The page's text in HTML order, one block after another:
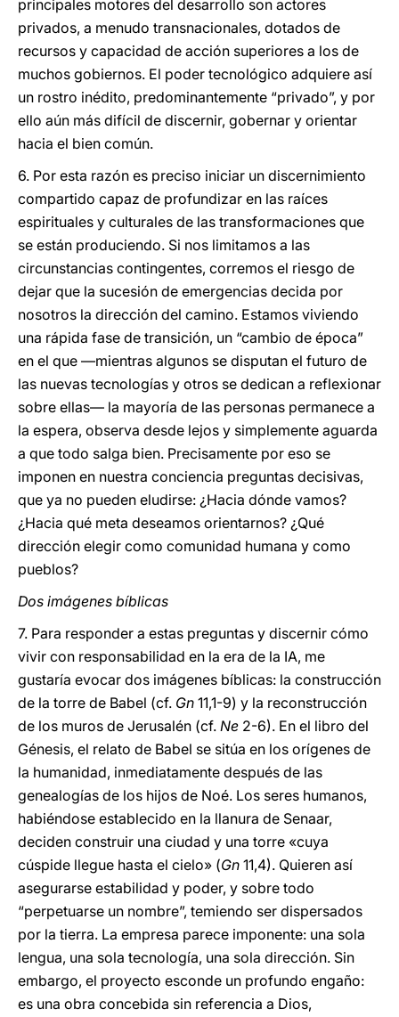
principales motores del desarrollo son actores
privados, a menudo transnacionales, dotados de
recursos y capacidad de acción superiores a los de
muchos gobiernos. El poder tecnológico adquiere así
un rostro inédito, predominantemente “privado”, y por
ello aún más difícil de discernir, gobernar y orientar
hacia el bien común.
6. Por esta razón es preciso iniciar un discernimiento
compartido capaz de profundizar en las raíces
espirituales y culturales de las transformaciones que
se están produciendo. Si nos limitamos a las
circunstancias contingentes, corremos el riesgo de
dejar que la sucesión de emergencias decida por
nosotros la dirección del camino. Estamos viviendo
una rápida fase de transición, un “cambio de época”
en el que —mientras algunos se disputan el futuro de
las nuevas tecnologías y otros se dedican a reflexionar
sobre ellas— la mayoría de las personas permanece a
la espera, observa desde lejos y simplemente aguarda
a que todo salga bien. Precisamente por eso se
imponen en nuestra conciencia preguntas decisivas,
que ya no pueden eludirse: ¿Hacia dónde vamos?
¿Hacia qué meta deseamos orientarnos? ¿Qué
dirección elegir como comunidad humana y como
pueblos?
Dos imágenes bíblicas
7. Para responder a estas preguntas y discernir cómo
vivir con responsabilidad en la era de la IA, me
gustaría evocar dos imágenes bíblicas: la construcción
de la torre de Babel (cf. Gn 11,1-9) y la reconstrucción
de los muros de Jerusalén (cf. Ne 2-6). En el libro del
Génesis, el relato de Babel se sitúa en los orígenes de
la humanidad, inmediatamente después de las
genealogías de los hijos de Noé. Los seres humanos,
habiéndose establecido en la llanura de Senaar,
deciden construir una ciudad y una torre «cuya
cúspide llegue hasta el cielo» (Gn 11,4). Quieren así
asegurarse estabilidad y poder, y sobre todo
“perpetuarse un nombre”, temiendo ser dispersados
por la tierra. La empresa parece imponente: una sola
lengua, una sola tecnología, una sola dirección. Sin
embargo, el proyecto esconde un profundo engaño:
es una obra concebida sin referencia a Dios,